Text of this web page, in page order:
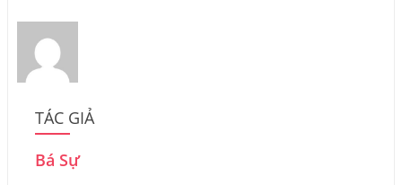
TÁC GIẢ
Bá Sự